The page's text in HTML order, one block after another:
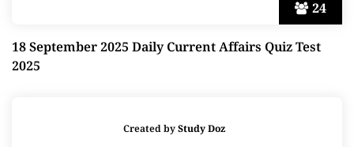
24
18 September 2025 Daily Current Affairs Quiz Test
2025
Created byStudy Doz